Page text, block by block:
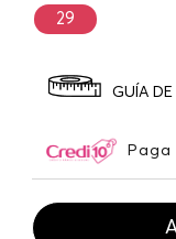
29
GUÍA DE
Paga